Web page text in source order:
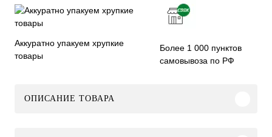
Аккуратно упакуем хрупкие
товары
Более 1 000 пунктов
самовывоза по РФ
ОПИСАНИЕ ТОВАРА